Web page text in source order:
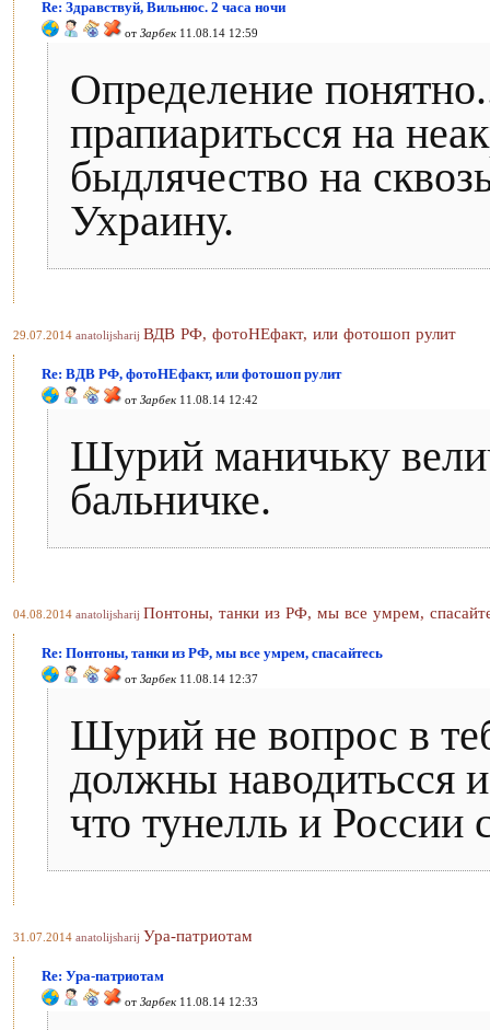
Re: Здравствуй, Вильнюс. 2 часа ночи
от Зарбек 11.08.14 12:59
Определение
прапиаритьсся на
быдлячество на
Ухраину.
29.07.2014 anatolijsharij ВДВ РФ, фотоНЕфакт, или фотошоп рулит
Re: ВДВ РФ, фотоНЕфакт, или фотошоп рулит
от Зарбек 11.08.14 12:42
Шурий маничьку
бальничке.
04.08.2014 anatolijsharij Понтоны, танки из РФ, мы все умрем,
Re: Понтоны, танки из РФ, мы все умрем, спасайтесь
от Зарбек 11.08.14 12:37
Шурий не вопрос в
должны наводитьсся
что тунелль и
31.07.2014 anatolijsharij Ура-патриотам
Re: Ура-патриотам
от Зарбек 11.08.14 12:33